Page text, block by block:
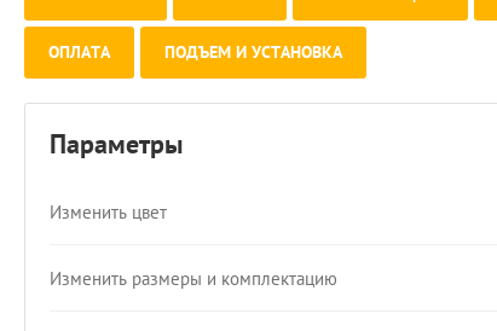
ОПЛАТА ПОДЪЕМ И УСТАНОВКА
Параметры
Изменить цвет
Изменить размеры и комплектацию